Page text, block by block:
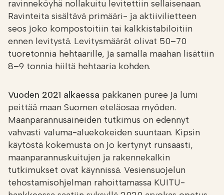
ravinneköyhä nollakuitu levitettiin sellaisenaan.
Ravinteita sisältävä primääri- ja aktiivilietteen
seos joko kompostoitiin tai kalkkistabiloitiin
ennen levitystä. Levitysmäärät olivat 50–70
tuoretonnia hehtaarille, ja samalla maahan lisättiin
8–9 tonnia hiiltä hehtaaria kohden.
Vuoden 2021 alkaessa pakkanen puree ja lumi
peittää maan Suomen eteläosaa myöden.
Maanparannusaineiden tutkimus on edennyt
vahvasti valuma-aluekokeiden suuntaan. Kipsin
käytöstä kokemusta on jo kertynyt runsaasti,
maanparannuskuitujen ja rakennekalkin
tutkimukset ovat käynnissä. Vesiensuojelun
tehostamisohjelman rahoittamassa KUITU-